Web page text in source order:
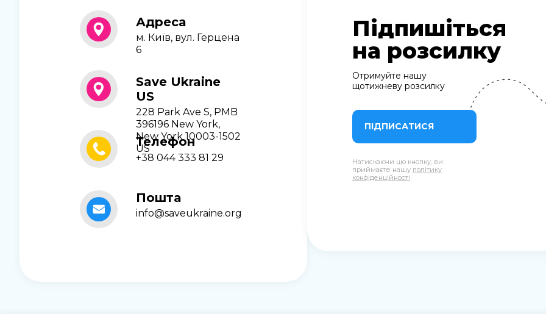
Адреса
м. Київ, вул. Герцена
6
Save Ukraine
US
228 Park Ave S, PMB
396196 New York,
New York 10003-1502
US
Телефон
+38 044 333 81 29
Пошта
info@saveukraine.org
Підпишіться
на розсилку
Отримуйте нашу
щотижневу розсилку
ПІДПИСАТИСЯ
Натискаючи цю кнопку, ви
приймаєте нашу політику
конфіденційності